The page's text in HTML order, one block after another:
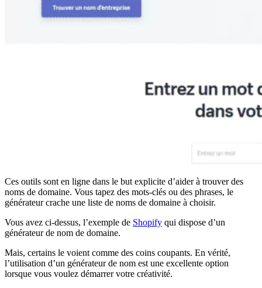
Ces outils sont en ligne dans le but explicite d’aider à trouver des
noms de domaine. Vous tapez des mots-clés ou des phrases, le
générateur crache une liste de noms de domaine à choisir.
Vous avez ci-dessus, l’exemple de Shopify qui dispose d’un
générateur de nom de domaine.
Mais, certains le voient comme des coins coupants. En vérité,
l’utilisation d’un générateur de nom est une excellente option
lorsque vous voulez démarrer votre créativité.